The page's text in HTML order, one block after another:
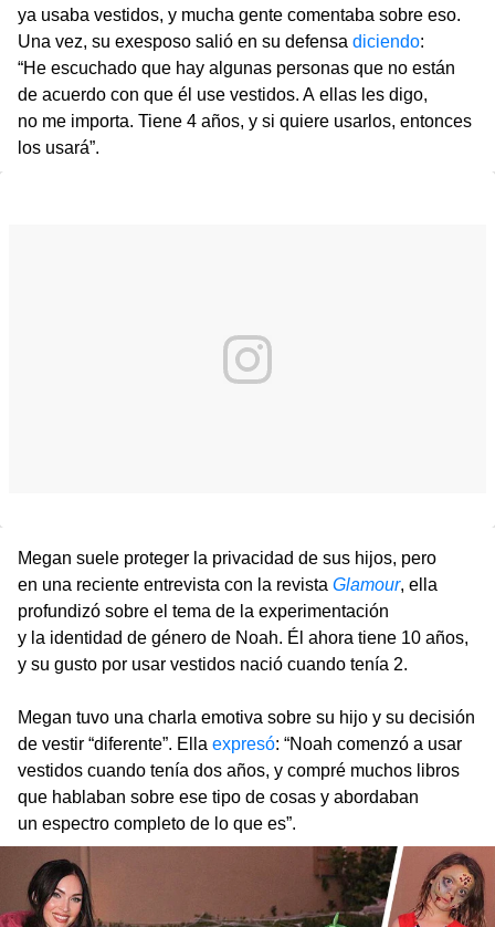
ya usaba vestidos, y mucha gente comentaba sobre eso.
Una vez, su exesposo salió en su defensa diciendo:
“He escuchado que hay algunas personas que no están
de acuerdo con que él use vestidos. A ellas les digo,
no me importa. Tiene 4 años, y si quiere usarlos, entonces
los usará”.
Megan suele proteger la privacidad de sus hijos, pero
en una reciente entrevista con la revista Glamour, ella
profundizó sobre el tema de la experimentación
y la identidad de género de Noah. Él ahora tiene 10 años,
y su gusto por usar vestidos nació cuando tenía 2.
Megan tuvo una charla emotiva sobre su hijo y su decisión
de vestir “diferente”. Ella expresó: “Noah comenzó a usar
vestidos cuando tenía dos años, y compré muchos libros
que hablaban sobre ese tipo de cosas y abordaban
un espectro completo de lo que es”.